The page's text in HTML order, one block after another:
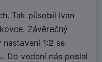
Tak působil Ivan
Závěrečný
1:2 se
Do vedení nás poslal